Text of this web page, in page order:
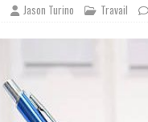
Jason Turino Travail